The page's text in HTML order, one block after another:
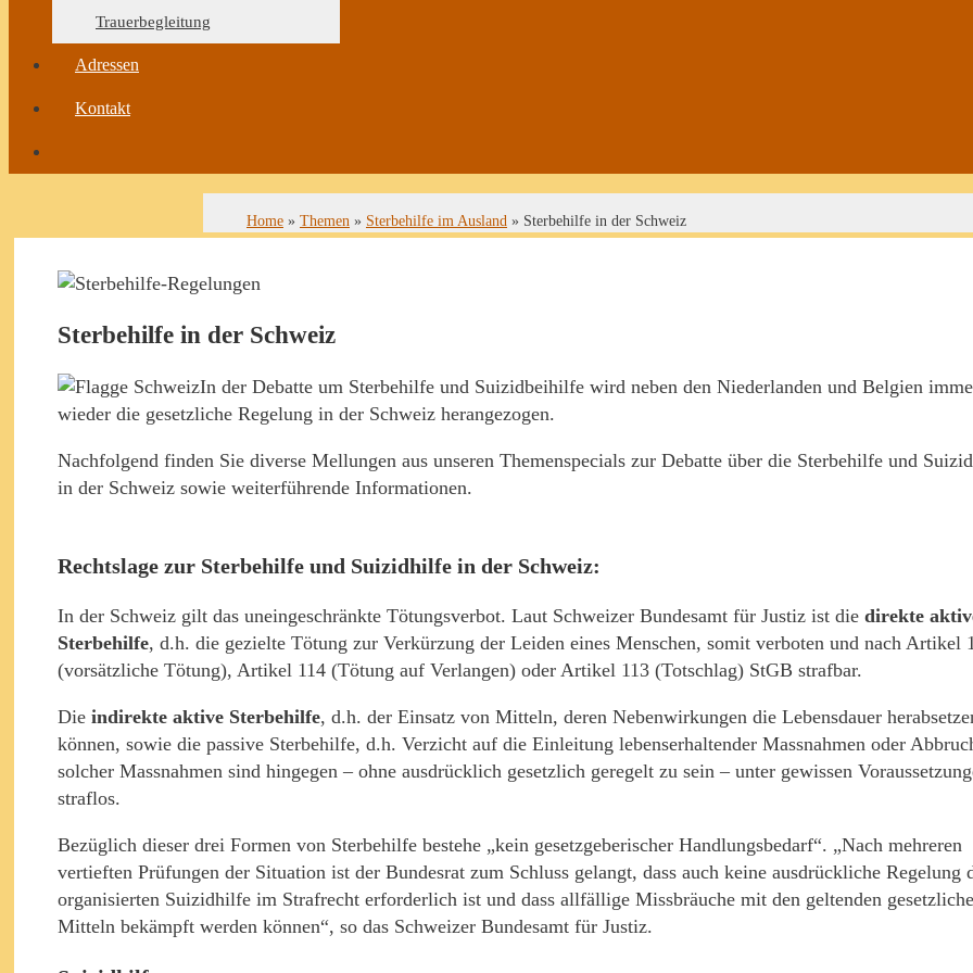
Trauerbegleitung
Adressen
Kontakt
Home » Themen » Sterbehilfe im Ausland » Sterbehilfe in der Schweiz
Sterbehilfe in der Schweiz
In der Debatte um Sterbehilfe und Suizidbeihilfe wird neben den Niederlanden und Belgien
wieder die gesetzliche Regelung in der Schweiz herangezogen.
Nachfolgend finden Sie diverse Mellungen aus unseren Themenspecials zur Debatte über die Sterbehilfe und
in der Schweiz sowie weiterführende Informationen.
Rechtslage zur Sterbehilfe und Suizidhilfe in der Schweiz:
In der Schweiz gilt das uneingeschränkte Tötungsverbot. Laut Schweizer Bundesamt für Justiz ist die direkte
Sterbehilfe, d.h. die gezielte Tötung zur Verkürzung der Leiden eines Menschen, somit verboten und nach Artikel
(vorsätzliche Tötung), Artikel 114 (Tötung auf Verlangen) oder Artikel 113 (Totschlag) StGB strafbar.
Die indirekte aktive Sterbehilfe, d.h. der Einsatz von Mitteln, deren Nebenwirkungen die Lebensdauer
können, sowie die passive Sterbehilfe, d.h. Verzicht auf die Einleitung lebenserhaltender Massnahmen oder
solcher Massnahmen sind hingegen – ohne ausdrücklich gesetzlich geregelt zu sein – unter gewissen
straflos.
Bezüglich dieser drei Formen von Sterbehilfe bestehe „kein gesetzgeberischer Handlungsbedarf“. „Nach mehreren
vertieften Prüfungen der Situation ist der Bundesrat zum Schluss gelangt, dass auch keine ausdrückliche Regelung
organisierten Suizidhilfe im Strafrecht erforderlich ist und dass allfällige Missbräuche mit den geltenden
Mitteln bekämpft werden können“, so das Schweizer Bundesamt für Justiz.